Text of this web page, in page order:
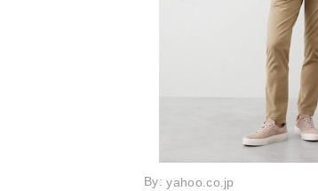
By:yahoo.co.jp